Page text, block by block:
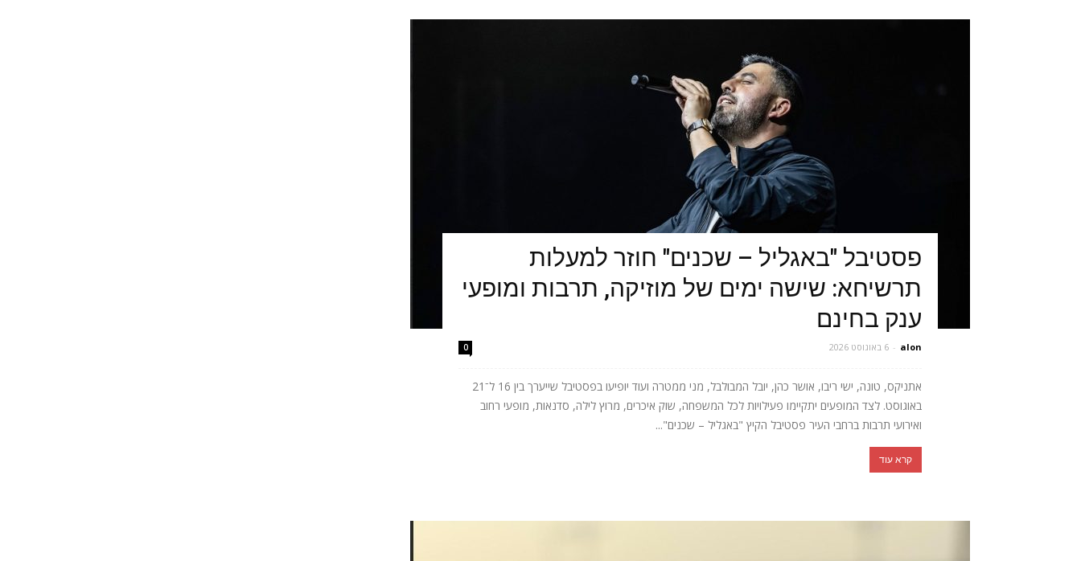
פסטיבל "באגליל – שכנים" חוזר למעלות
תרשיחא: שישה ימים של מוזיקה, תרבות ומופעי
ענק בחינם
alon
- 6 באוגוסט 2026 0
אתניקס, טונה, ישי ריבו, אושר כהן, יובל המבולבל, מני ממטרה ועוד יופיעו בפסטיבל שייערך בין 16 ל־21
באוגוסט. לצד המופעים יתקיימו פעילויות לכל המשפחה, שוק איכרים, מרוץ לילה, סדנאות, מופעי רחוב
ואירועי תרבות ברחבי העיר פסטיבל הקיץ "באגליל – שכנים"...
קרא עוד